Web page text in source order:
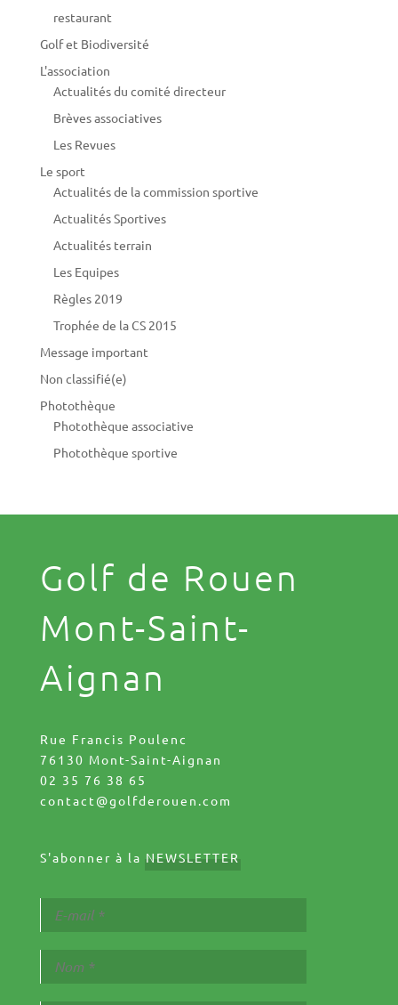
restaurant
Golf et Biodiversité
L'association
Actualités du comité directeur
Brèves associatives
Les Revues
Le sport
Actualités de la commission sportive
Actualités Sportives
Actualités terrain
Les Equipes
Règles 2019
Trophée de la CS 2015
Message important
Non classifié(e)
Photothèque
Photothèque associative
Photothèque sportive
Golf de Rouen
Mont-Saint-
Aignan
Rue Francis Poulenc
76130 Mont-Saint-Aignan
02 35 76 38 65
contact@golfderouen.com
S'abonner à la NEWSLETTER